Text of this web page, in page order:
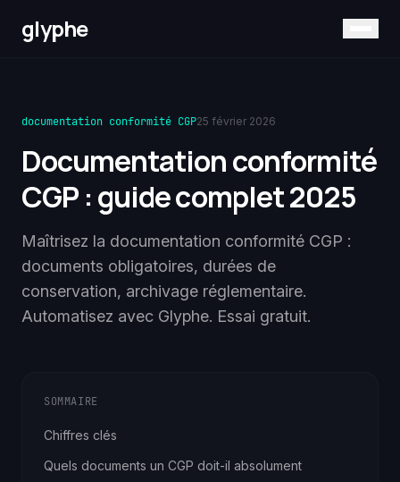
glyphe
documentation conformité CGP25 février 2026
Documentation conformité
CGP : guide complet 2025
Maîtrisez la documentation conformité CGP :
documents obligatoires, durées de
conservation, archivage réglementaire.
Automatisez avec Glyphe. Essai gratuit.
SOMMAIRE
Chiffres clés
Quels documents un CGP doit-il absolument